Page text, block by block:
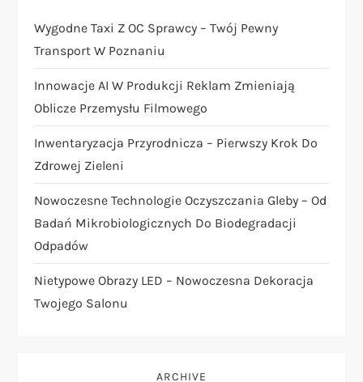
n
u
m
m
Wygodne Taxi Z OC Sprawcy – Twój Pewny
Transport W Poznaniu
Innowacje AI W Produkcji Reklam Zmieniają
Oblicze Przemysłu Filmowego
Inwentaryzacja Przyrodnicza – Pierwszy Krok Do
Zdrowej Zieleni
Nowoczesne Technologie Oczyszczania Gleby – Od
Badań Mikrobiologicznych Do Biodegradacji
Odpadów
Nietypowe Obrazy LED – Nowoczesna Dekoracja
Twojego Salonu
ARCHIVE